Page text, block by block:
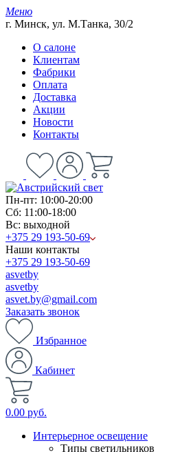
Меню
г. Минск, ул. М.Танка, 30/2
О салоне
Клиентам
Фабрики
Оплата
Доставка
Акции
Новости
Контакты
Пн-пт: 10:00-20:00
Сб: 11:00-18:00
Вс: выходной
+375 29 193-50-69
Наши контакты
+375 29 193-50-69
asvetby
asvetby
asvet.by@gmail.com
Заказать звонок
Избранное
Кабинет
0.00 руб.
Интерьерное освещение
Типы светильников